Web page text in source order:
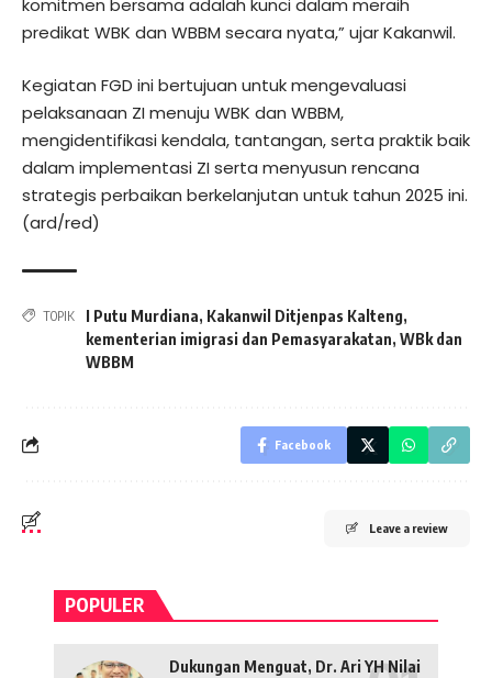
komitmen bersama adalah kunci dalam meraih
predikat WBK dan WBBM secara nyata,” ujar Kakanwil.
Kegiatan FGD ini bertujuan untuk mengevaluasi
pelaksanaan ZI menuju WBK dan WBBM,
mengidentifikasi kendala, tantangan, serta praktik baik
dalam implementasi ZI serta menyusun rencana
strategis perbaikan berkelanjutan untuk tahun 2025 ini.
(ard/red)
TOPIK I Putu Murdiana, Kakanwil Ditjenpas Kalteng,
kementerian imigrasi dan Pemasyarakatan, WBk dan
WBBM
Facebook
Leave a review
POPULER
Dukungan Menguat, Dr. Ari YH Nilai